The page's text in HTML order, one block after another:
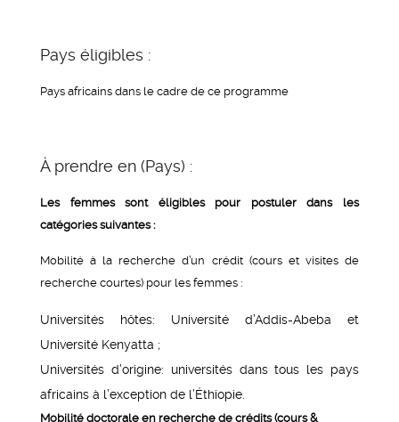
Pays éligibles :
Pays africains dans le cadre de ce programme
À prendre en (Pays) :
Les femmes sont éligibles pour postuler dans les
catégories suivantes :
Mobilité à la recherche d’un crédit (cours et visites de
recherche courtes) pour les femmes :
Universités hôtes: Université d’Addis-Abeba et
Université Kenyatta ;
Universités d’origine: universités dans tous les pays
africains à l’exception de l’Éthiopie.
Mobilité doctorale en recherche de crédits (cours &